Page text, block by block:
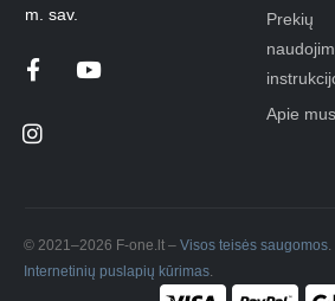
m. sav.
Prekių
Apie mus
© 2021–2026 F-one.lt – Visos teisės saugomos
Internetinių puslapių kūrimas